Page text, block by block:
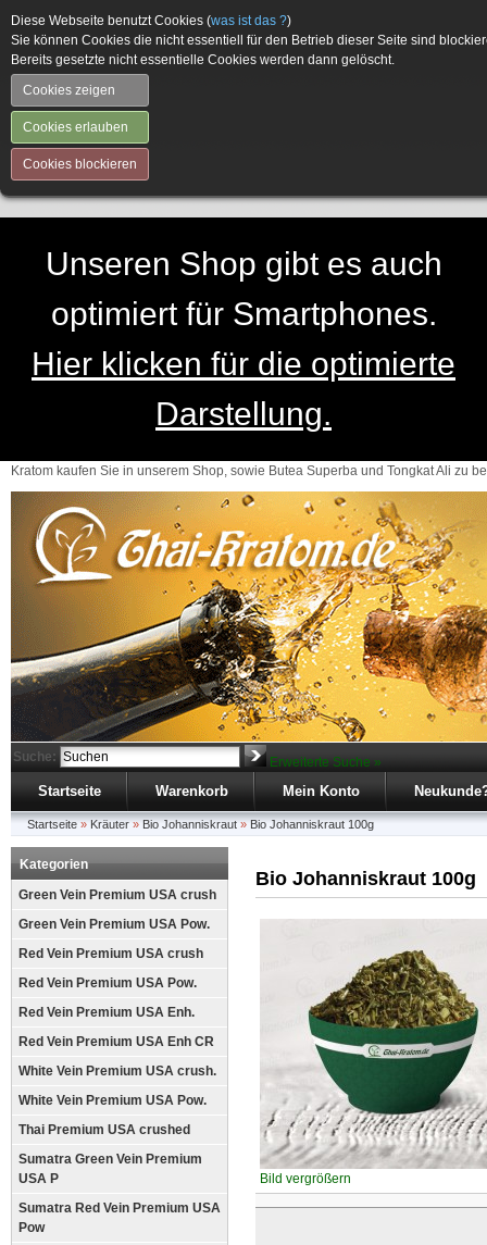
Unseren Shop gibt es auch
optimiert für Smartphones.
Hier klicken für die optimierte
Darstellung.
Diese Webseite benutzt Cookies (was ist das ?)
Sie können Cookies die nicht essentiell für den Betrieb dieser Seite sind
Bereits gesetzte nicht essentielle Cookies werden dann gelöscht.
Cookies zeigen
Cookies erlauben
Cookies blockieren
Kratom kaufen Sie in unserem Shop, sowie Butea Superba und Tongkat Ali zu
Suche: Erweiterte Suche »
Startseite Warenkorb Mein Konto
Startseite » Kräuter » Bio Johanniskraut » Bio Johanniskraut 100g
Kategorien
Green Vein Premium USA crush
Green Vein Premium USA Pow.
Red Vein Premium USA crush
Red Vein Premium USA Pow.
Red Vein Premium USA Enh.
Red Vein Premium USA Enh CR
White Vein Premium USA crush.
White Vein Premium USA Pow.
Thai Premium USA crushed
Sumatra Green Vein Premium
USA P
Sumatra Red Vein Premium USA
Pow
Bio Johanniskraut 100g
Bild vergrößern